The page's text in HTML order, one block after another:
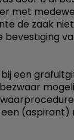
met
de zaak
een